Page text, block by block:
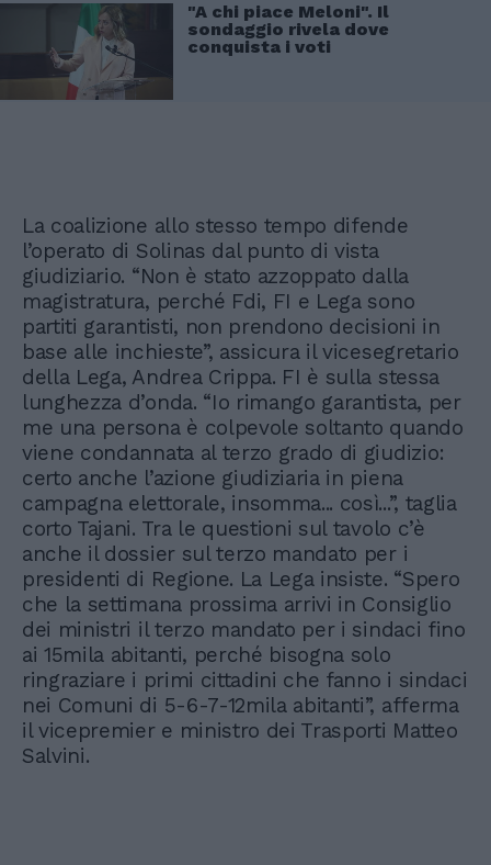
"A chi piace Meloni". Il
sondaggio rivela dove
conquista i voti
La coalizione allo stesso tempo difende
l’operato di Solinas dal punto di vista
giudiziario. “Non è stato azzoppato dalla
magistratura, perché Fdi, FI e Lega sono
partiti garantisti, non prendono decisioni in
base alle inchieste”, assicura il vicesegretario
della Lega, Andrea Crippa. FI è sulla stessa
lunghezza d’onda. “Io rimango garantista, per
me una persona è colpevole soltanto quando
viene condannata al terzo grado di giudizio:
certo anche l’azione giudiziaria in piena
campagna elettorale, insomma... così...”, taglia
corto Tajani. Tra le questioni sul tavolo c’è
anche il dossier sul terzo mandato per i
presidenti di Regione. La Lega insiste. “Spero
che la settimana prossima arrivi in Consiglio
dei ministri il terzo mandato per i sindaci fino
ai 15mila abitanti, perché bisogna solo
ringraziare i primi cittadini che fanno i sindaci
nei Comuni di 5-6-7-12mila abitanti”, afferma
il vicepremier e ministro dei Trasporti Matteo
Salvini.